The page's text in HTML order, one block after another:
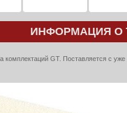
ИНФОРМАЦИЯ О
комплектаций GT. Поставляется с